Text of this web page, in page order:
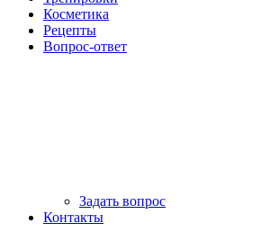
Косметика
Рецепты
Вопрос-ответ
Задать вопрос
Контакты